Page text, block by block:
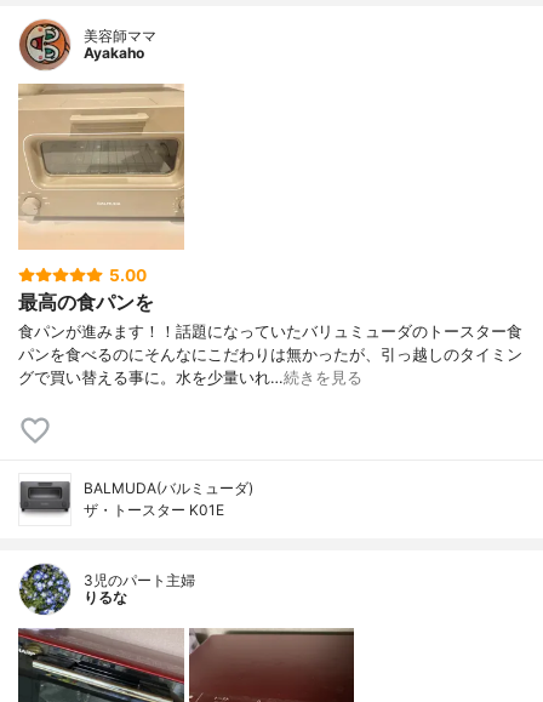
美容師ママ
Ayakaho
5.00
最高の食パンを
食パンが進みます！！話題になっていたバリュミューダのトースター食
パンを食べるのにそんなにこだわりは無かったが、引っ越しのタイミン
グで買い替える事に。水を少量いれ…続きを見る
BALMUDA(バルミューダ)
ザ・トースター K01E
3児のパート主婦
りるな